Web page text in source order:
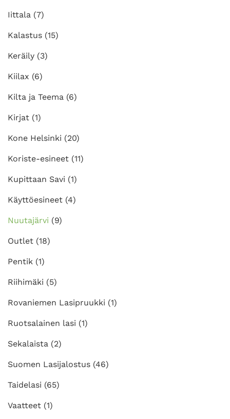
Iittala (7)
Kalastus (15)
Keräily (3)
Kiilax (6)
Kilta ja Teema (6)
Kirjat (1)
Kone Helsinki (20)
Koriste-esineet (11)
Kupittaan Savi (1)
Käyttöesineet (4)
Nuutajärvi (9)
Outlet (18)
Pentik (1)
Riihimäki (5)
Rovaniemen Lasipruukki (1)
Ruotsalainen lasi (1)
Sekalaista (2)
Suomen Lasijalostus (46)
Taidelasi (65)
Vaatteet (1)